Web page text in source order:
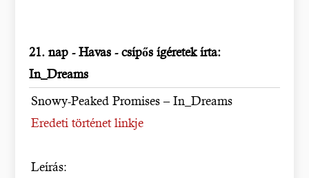
21. nap - Havas - csípős ígéretek írta:
In_Dreams
Snowy-Peaked Promises – In_Dreams
Eredeti történet linkje
Leírás: